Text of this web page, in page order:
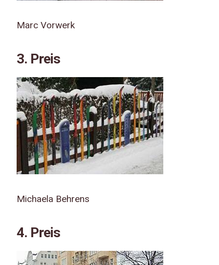
Marc Vorwerk
3. Preis
Michaela Behrens
4. Preis